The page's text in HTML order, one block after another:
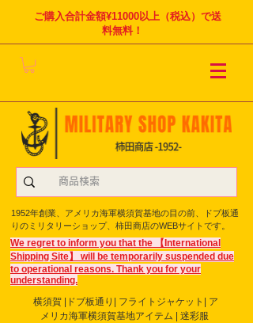
ご購入合計金額¥11000以上（税込）で送
料無料！
1952年創業、アメリカ海軍横須賀基地の目の前、ドブ板通
りのミリタリーショップ、柿田商店のWEBサイトです。
We regret to inform you that the 【International
Shipping Site】 will be temporarily suspended due
to operational reasons. Thank you for your
understanding.
横須賀 |ドブ板通り| フライト ジャケット| ア
メリカ海軍横須賀基地アイテム | 迷彩服